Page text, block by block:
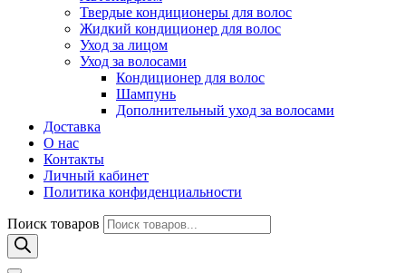
Твердые кондиционеры для волос
Жидкий кондиционер для волос
Уход за лицом
Уход за волосами
Кондиционер для волос
Шампунь
Дополнительный уход за волосами
Доставка
О нас
Контакты
Личный кабинет
Политика конфиденциальности
Поиск товаров